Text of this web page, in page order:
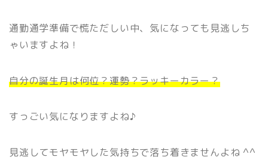
通勤通学準備で慌ただしい中、気になっても見逃しち
ゃいますよね！
自分の誕生月は何位？運勢？ラッキーカラー？
すっごい気になりますよね♪
見逃してモヤモヤした気持ちで落ち着きませんよね ^^